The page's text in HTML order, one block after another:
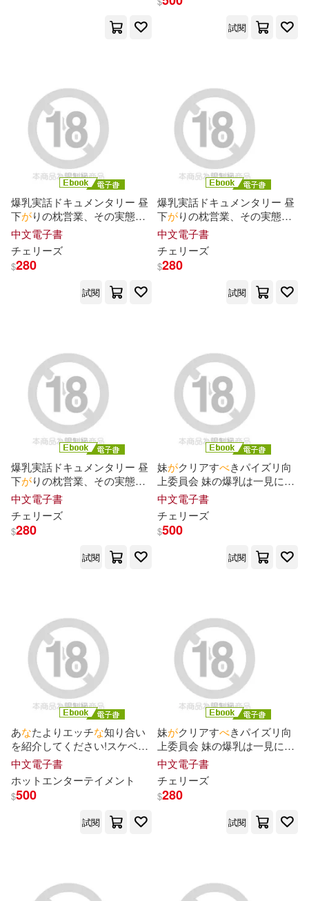
高沢沙耶(1)
麻生要一郎(1)
(電子書)
試閱
爆乳実話ドキュメンタリー 昼
下がりの枕営業、その実態…
お色気ムンムン生保のどすけ
べ ボイン!エロ乳首
さん(仮名)の場合 Episode.02
(電子書)
中文電子書
チェリーズ
$280
試閱
爆乳実話ドキュメンタリー 昼
下がりの枕営業、その実態…
お色気ムンムン生保のどすけ
べ ボイン!エロ乳首
さん(仮名)の場合 Episode.03
(電子書)
中文電子書
チェリーズ
$280
試閱
爆乳実話ドキュメンタリー 昼
下がりの枕営業、その実態…
お色気ムンムン生保のどすけ
べ ボイン!エロ乳首
さん(仮名)の場合 Episode.01
(電子書)
中文電子書
チェリーズ
$280
試閱
妹がクリアすべきパイズリ向
上委員会 妹の爆乳は一見にし
かず!Jカップ109cm ともちん
こん な ん挟めばいいんかい?
Complete版 (電子書)
中文電子書
チェリーズ
$500
試閱
あなたよりエッチな知り合い
を紹介してください!スケベな
子の友達はヤリマンのハズ!誰
が 見ても何度ヤってもエロい
“す べ らない女子”をハメ倒す!
Complete版 (電子書)
中文電子書
ホットエンターテイメント
$500
試閱
妹がクリアすべきパイズリ向
上委員会 妹の爆乳は一見にし
かず!Jカップ109cm ともちん
こん な ん挟めばいいんかい?
Episode.01 (電子書)
中文電子書
チェリーズ
$280
試閱